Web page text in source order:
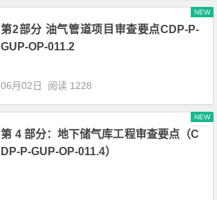
第2部分 油气管道项目审查要点CDP-P-
GUP-OP-011.2
NEW
06月02日 阅读 1228
第 4 部分：地下储气库工程审查要点（C
DP-P-GUP-OP-011.4）
NEW